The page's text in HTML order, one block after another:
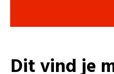
Dit vind je